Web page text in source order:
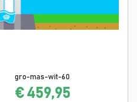
gro-mas-wit-60
€ 459,95